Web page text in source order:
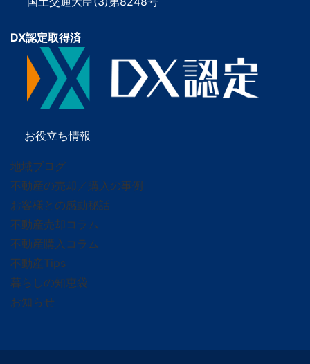
DX認定取得済
お役立ち情報
地域ブログ
不動産の売却／購入の事例
お客様との感動秘話
不動産売却コラム
不動産購入コラム
不動産Tips
暮らしの知恵袋
お知らせ